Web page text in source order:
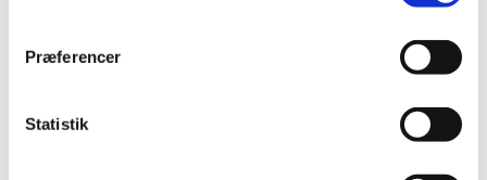
Præferencer
Statistik
2020 (263)